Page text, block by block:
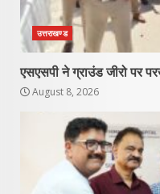
उत्तराखण्ड
एसएसपी ने ग्राउंड जीरो पर
August 8, 2026